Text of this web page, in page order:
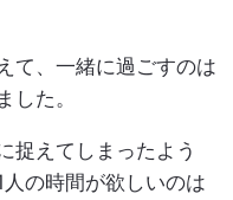
て、一緒に過ごすのは
した。
捉えてしまったよう
の時間が欲しいのは